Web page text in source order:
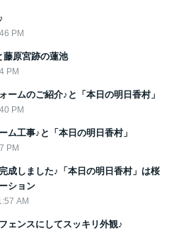
PM
藤原宮跡の蓮池
PM
ームのご紹介♪と「本日の明日香村」
PM
ム工事♪と「本日の明日香村」
PM
成しました♪「本日の明日香村」は桜
ション
AM
ェンスにしてスッキリ外観♪